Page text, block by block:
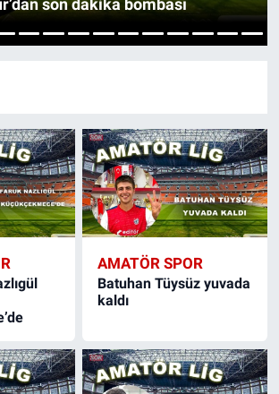
son dakika bombası
AMATÖR SPOR
Batuhan Tüysüz yuvada
kaldı